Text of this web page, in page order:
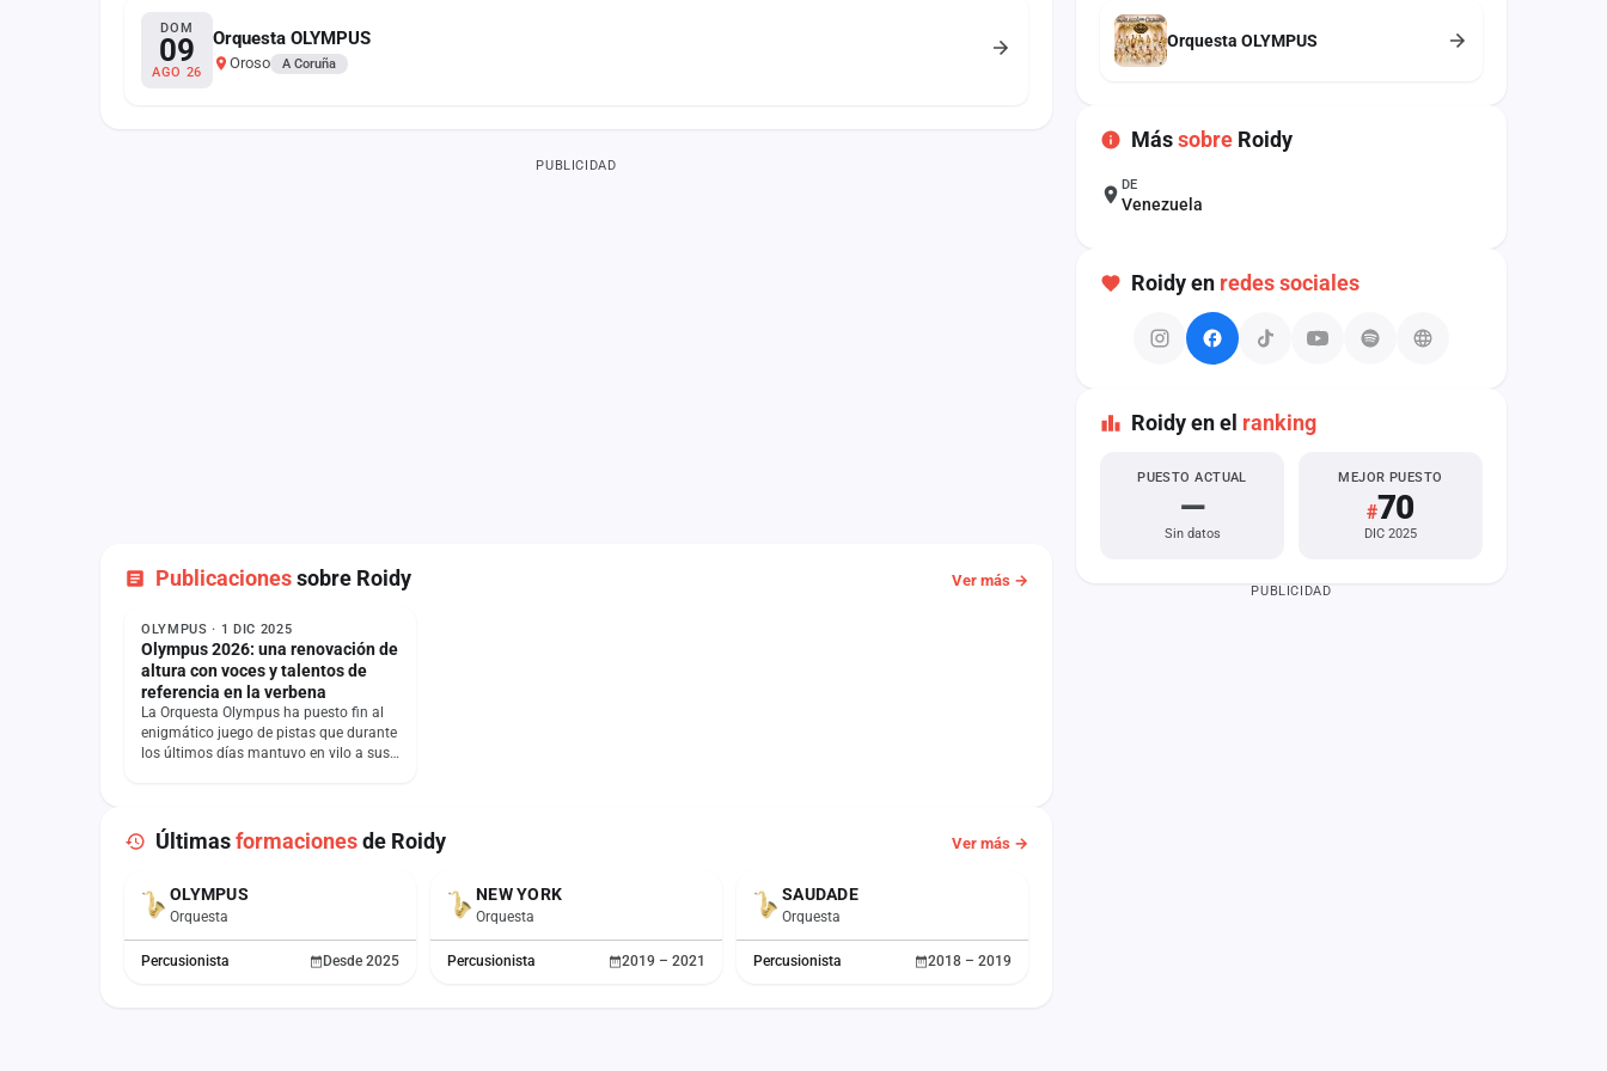
DOM
09
AGO 26
Orquesta OLYMPUS
Oroso A Coruña
PUBLICIDAD
Publicacionessobre Roidy Ver más →
NOTICIA
OLYMPUS · 1 DIC 2025
Olympus 2026: una renovación de
altura con voces y talentos de
referencia en la verbena
La Orquesta Olympus ha puesto fin al
enigmático juego de pistas que durante
los últimos días mantuvo en vilo a sus
Últimasformacionesde Roidy Ver más →
ACTUALOLYMPUS
Orquesta
Percusionista Desde 2025
NEW YORK
Orquesta
Percusionista 2019 – 2021
SAUDADE
Orquesta
Percusionista 2018 – 2019
Orquesta OLYMPUS
Mássobre Roidy
DE
Venezuela
Roidy en redes sociales
Roidy en el ranking
PUESTO ACTUAL
—
Sin datos
MEJOR PUESTO
#70
DIC 2025
PUBLICIDAD